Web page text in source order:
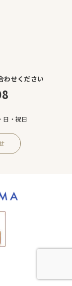
わせください
日・祝日